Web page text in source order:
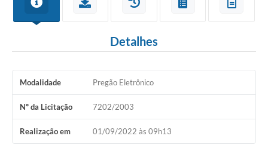
Detalhes
Modalidade Pregão Eletrônico
Nº da Licitação 7202/2003
Realização em 01/09/2022 às 09h13